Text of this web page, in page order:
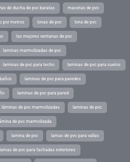
de ducha de pvc baratas macetas de pvc
por metros lonas de pvc lona de pvc
las mejores ventanas de pvc
laminas marmolizadas de pvc
laminas de pvc para techo laminas de pvc para suelos
laminas de pvc para paredes
laminas de pvc para pared
láminas de pvc marmolizadas laminas de pvc
de pvc marmolizada
lamina de pvc lamas de pvc para vallas
lamas de pvc para fachadas exteriores